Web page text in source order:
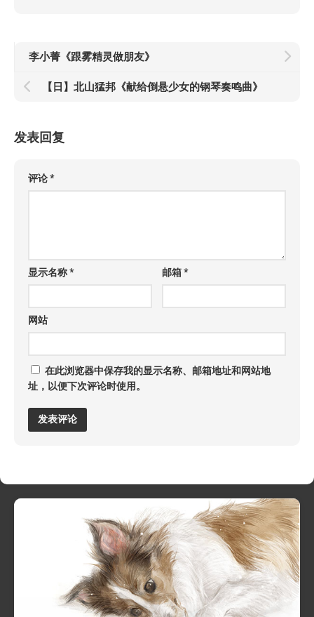
李小菁《跟雾精灵做朋友》
【日】北山猛邦《献给倒悬少女的钢琴奏鸣曲》
发表回复
评论*
显示名称* 邮箱*
网站
在此浏览器中保存我的显示名称、邮箱地址和网站地
址，以便下次评论时使用。